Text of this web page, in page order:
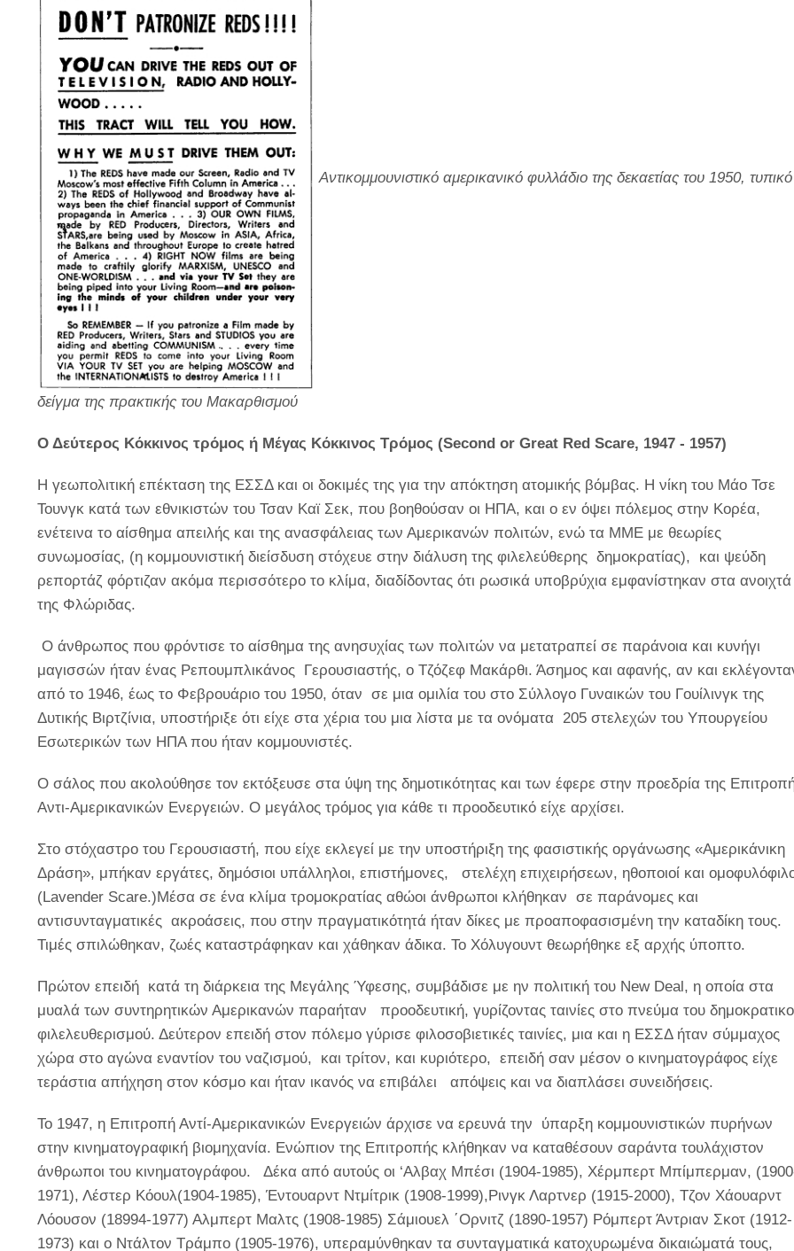
Αντικομμουνιστικό αμερικανικό φυλλάδιο της δεκαετίας του 1950, τυπικό
δείγμα της πρακτικής του Μακαρθισμού
Ο Δεύτερος Κόκκινος τρόμος ή Μέγας Κόκκινος Τρόμος (Second or Great Red Scare, 1947 - 1957)
Η γεωπολιτική επέκταση της ΕΣΣΔ και οι δοκιμές της για την απόκτηση ατομικής βόμβας. Η νίκη του Μάο Τσε
Τουνγκ κατά των εθνικιστών του Τσαν Καϊ Σεκ, που βοηθούσαν οι ΗΠΑ, και ο εν όψει πόλεμος στην Κορέα,
ενέτεινα το αίσθημα απειλής και της ανασφάλειας των Αμερικανών πολιτών, ενώ τα ΜΜΕ με θεωρίες
συνωμοσίας, (η κομμουνιστική διείσδυση στόχευε στην διάλυση της φιλελεύθερης δημοκρατίας), και ψεύδη
ρεπορτάζ φόρτιζαν ακόμα περισσότερο το κλίμα, διαδίδοντας ότι ρωσικά υποβρύχια εμφανίστηκαν στα ανοιχτά
της Φλώριδας.
Ο άνθρωπος που φρόντισε το αίσθημα της ανησυχίας των πολιτών να μετατραπεί σε παράνοια και κυνήγι
μαγισσών ήταν ένας Ρεπουμπλικάνος Γερουσιαστής, ο Τζόζεφ Μακάρθι. Άσημος και αφανής, αν και
από το 1946, έως το Φεβρουάριο του 1950, όταν σε μια ομιλία του στο Σύλλογο Γυναικών του Γουίλινγκ της
Δυτικής Βιρτζίνια, υποστήριξε ότι είχε στα χέρια του μια λίστα με τα ονόματα 205 στελεχών του Υπουργείου
Εσωτερικών των ΗΠΑ που ήταν κομμουνιστές.
Ο σάλος που ακολούθησε τον εκτόξευσε στα ύψη της δημοτικότητας και των έφερε στην προεδρία της
Αντι-Αμερικανικών Ενεργειών. Ο μεγάλος τρόμος για κάθε τι προοδευτικό είχε αρχίσει.
Στο στόχαστρο του Γερουσιαστή, που είχε εκλεγεί με την υποστήριξη της φασιστικής οργάνωσης «Αμερικάνικη
Δράση», μπήκαν εργάτες, δημόσιοι υπάλληλοι, επιστήμονες, στελέχη επιχειρήσεων, ηθοποιοί και
(Lavender Scare.)Μέσα σε ένα κλίμα τρομοκρατίας αθώοι άνθρωποι κλήθηκαν σε παράνομες και
αντισυνταγματικές ακροάσεις, που στην πραγματικότητά ήταν δίκες με προαποφασισμένη την καταδίκη τους.
Τιμές σπιλώθηκαν, ζωές καταστράφηκαν και χάθηκαν άδικα. Το Χόλυγουντ θεωρήθηκε εξ αρχής ύποπτο.
Πρώτον επειδή κατά τη διάρκεια της Μεγάλης Ύφεσης, συμβάδισε με ην πολιτική του New Deal, η οποία στα
μυαλά των συντηρητικών Αμερικανών παραήταν προοδευτική, γυρίζοντας ταινίες στο πνεύμα του
φιλελευθερισμού. Δεύτερον επειδή στον πόλεμο γύρισε φιλοσοβιετικές ταινίες, μια και η ΕΣΣΔ ήταν σύμμαχος
χώρα στο αγώνα εναντίον του ναζισμού, και τρίτον, και κυριότερο, επειδή σαν μέσον ο κινηματογράφος είχε
τεράστια απήχηση στον κόσμο και ήταν ικανός να επιβάλει απόψεις και να διαπλάσει συνειδήσεις.
Το 1947, η Επιτροπή Αντί-Αμερικανικών Ενεργειών άρχισε να ερευνά την ύπαρξη κομμουνιστικών πυρήνων
στην κινηματογραφική βιομηχανία. Ενώπιον της Επιτροπής κλήθηκαν να καταθέσουν σαράντα τουλάχιστον
άνθρωποι του κινηματογράφου. Δέκα από αυτούς οι ‘Αλβαχ Μπέσι (1904-1985), Χέρμπερτ Μπίμπερμαν,
1971), Λέστερ Κόουλ(1904-1985), Έντουαρντ Ντμίτρικ (1908-1999),Ρινγκ Λαρτνερ (1915-2000), Τζον Χάουαρντ
Λόουσον (18994-1977) Αλμπερτ Μαλτς (1908-1985) Σάμιουελ ΄Ορνιτζ (1890-1957) Ρόμπερτ Άντριαν Σκοτ (1912-
1973) και ο Ντάλτον Τράμπο (1905-1976), υπεραμύνθηκαν τα συνταγματικά κατοχυρωμένα δικαιώματά τους,